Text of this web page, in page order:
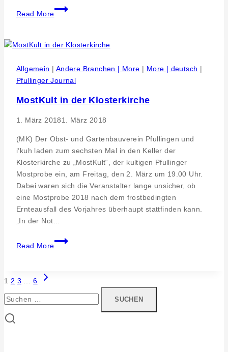
Read More
Ein
Bürgertreff
Zentrum
alle
neue
und
Bürgertreff
Unterhausen
Allgemein | Andere Branchen | More | More | deutsch |
Pfullinger Journal
MostKult in der Klosterkirche
1. März 20181. März 2018
(MK) Der Obst- und Gartenbauverein Pfullingen und
i‘kuh laden zum sechsten Mal in den Keller der
Klosterkirche zu „MostKult“, der kultigen Pfullinger
Mostprobe ein, am Freitag, den 2. März um 19.00 Uhr.
Dabei waren sich die Veranstalter lange unsicher, ob
eine Mostprobe 2018 nach dem frostbedingten
Ernteausfall des Vorjahres überhaupt stattfinden kann.
„In der Not…
Read More
MostKult
in
Page
navigation
1 2 3 6
Next
Suchen
nach: